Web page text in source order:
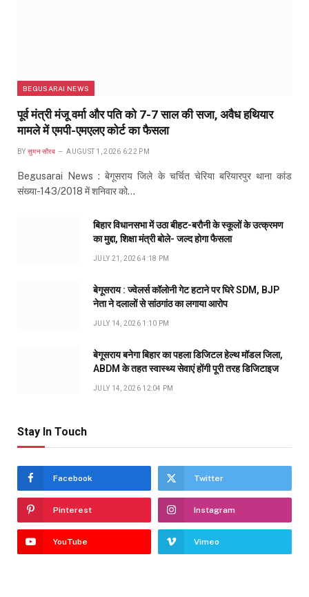
BEGUSARAI NEWS
पूर्व मंत्री मंजू वर्मा और पति को 7-7 साल की सजा, अवैध हथियार
मामले में एमपी-एमएलए कोर्ट का फैसला
BY सुमन सौरब AUGUST 1, 2026 6:22 PM
Begusarai News : बेगूसराय जिले के चर्चित चेरिया बरियारपुर थाना कांड
संख्या-143/2018 में शनिवार को…
बिहार विधानसभा में उठा बीहट-बरौनी के स्कूलों के उत्क्रमण
का मुद्दा, शिक्षा मंत्री बोले- जल्द होगा फैसला
JULY 21, 2026 4:18 PM
बेगूसराय : ज्वेलर्स कॉलोनी गेट हटाने पर घिरे SDM, BJP
नेता ने दलालों से सांठगांठ का लगाया आरोप
JULY 14, 2026 1:10 PM
बेगूसराय बनेगा बिहार का पहला डिजिटल हेल्थ मॉडल जिला,
ABDM के तहत स्वास्थ्य सेवाएं होंगी पूरी तरह डिजिटाइज
JULY 14, 2026 12:04 PM
Stay In Touch
Facebook Twitter
Pinterest Instagram
YouTube Vimeo